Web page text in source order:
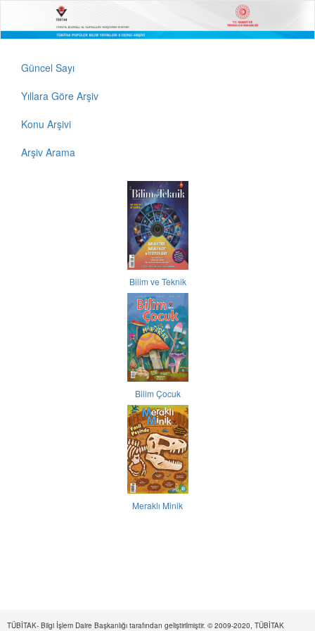
Güncel Sayı
Yıllara Göre Arşiv
Konu Arşivi
Arşiv Arama
Bilim ve Teknik
Bilim Çocuk
Meraklı Minik
TÜBİTAK- Bilgi İşlem Daire Başkanlığı tarafından geliştirilmiştir. © 2009-2020, TÜBİTAK